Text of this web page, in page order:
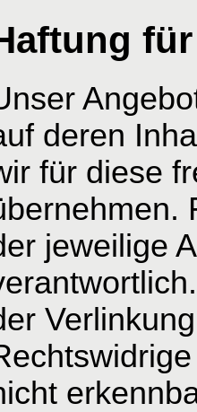
deren
für diese
jeweilige